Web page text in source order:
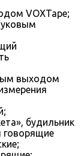
VOXTape;
выходом
будильник
говорящие